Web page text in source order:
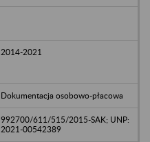
2014-2021
Dokumentacja osobowo-płacowa
992700/611/515/2015-SAK; UNP:
2021-00542389